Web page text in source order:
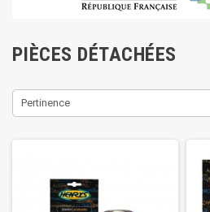
PIÈCES DÉTACHÉES
Pertinence